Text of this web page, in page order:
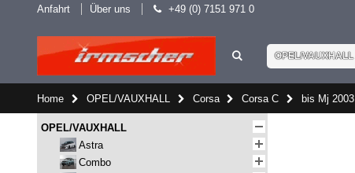
Anfahrt Über uns +49 (0) 7151 971 0
OPEL/VAUXHALL
Home OPEL/VAUXHALL Corsa Corsa C bis Mj 2003
OPEL/VAUXHALL
Astra
Combo